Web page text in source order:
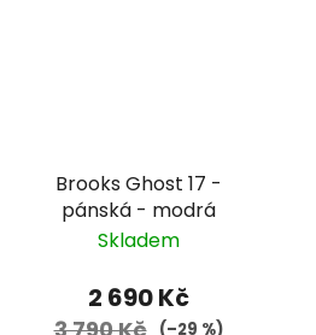
Brooks Ghost 17 -
pánská - modrá
Skladem
2 690 Kč
(–29 %)